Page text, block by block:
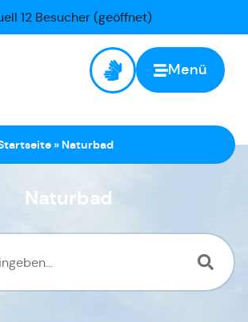
12 Besucher (geöffnet)
Menü
» Naturbad
Naturbad